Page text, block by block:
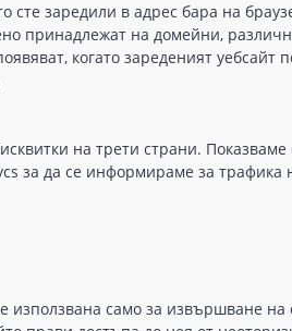
сте заредили в адрес бара на
принадлежат на домейни,
когато зареденият уебсайт
на трети страни.
за да се информираме за трафика
изпoлзвaнa caмo зa извъpшвaнe нa